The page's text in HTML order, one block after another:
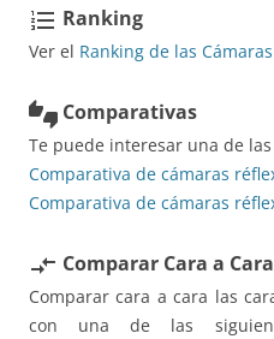
format_list_numbered Ranking
Ver el Ranking de las
thumbs_up_down Comparativas
Te puede interesar una de
Comparativa de cámaras
Comparativa de cámaras
compare_arrows Comparar Cara a Cara
Comparar cara a cara las
con una de las